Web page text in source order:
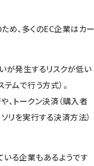
め、多くのEC企業はカー
が発生するリスクが低い
ムで行う方式）。
、トークン決済（購入者
を実行する決済方法）
る企業もあるようです